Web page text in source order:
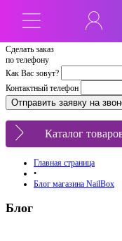
Сделать заказ
по телефону
Как Вас зовут?
Контактный телефон
Каталог
Главная страница
•
Блог магазина NailBox
Блог